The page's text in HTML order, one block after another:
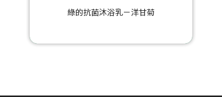
綠的抗菌沐浴乳－洋甘菊